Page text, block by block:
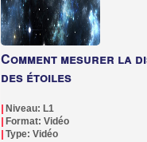
Comment mesurer la
des étoiles
Niveau: L1
Format: Vidéo
Type: Vidéo